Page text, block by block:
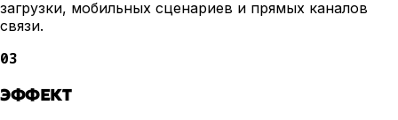
загрузки, мобильных сценариев и прямых каналов
связи.
03
ЭФФЕКТ